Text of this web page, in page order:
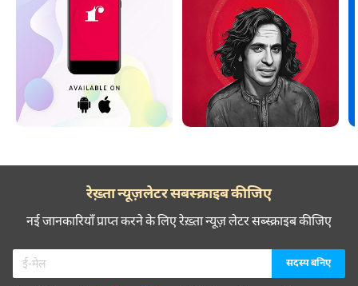
रेख़्ता न्यूज़लेटर सबस्क्राइब कीजिए
नई जानकारियाँ प्राप्त करने के लिए रेख़्ता न्यूज़ लेटर सब्स्क्राइब कीजिए